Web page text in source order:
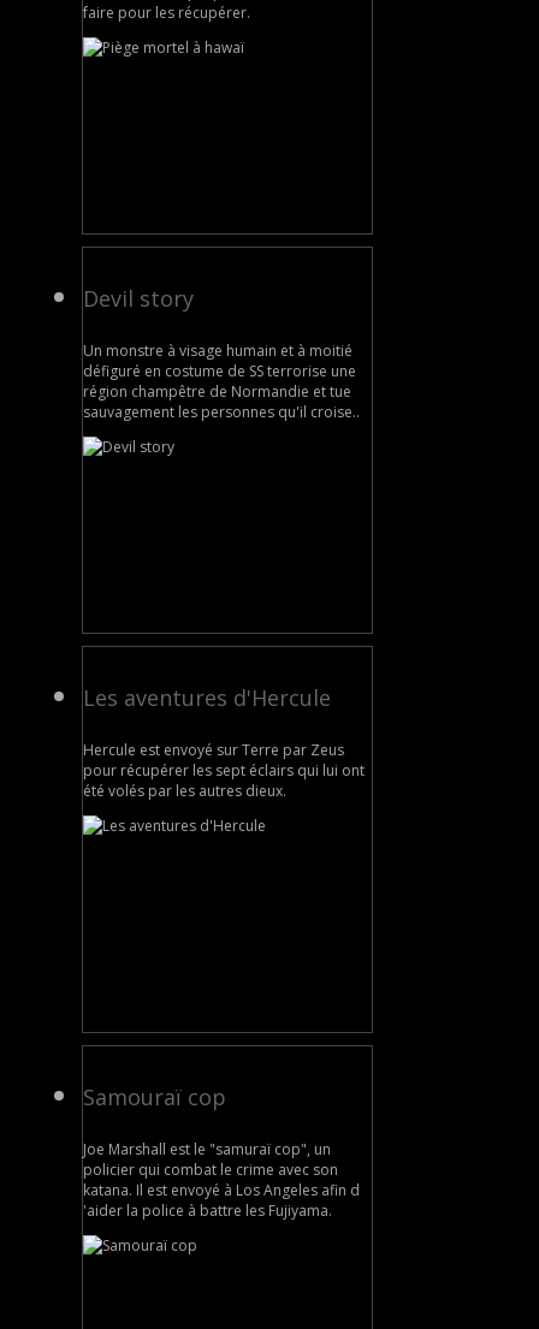
faire pour les récupérer.
Devil story
Un monstre à visage humain et à moitié
défiguré en costume de SS terrorise une
région champêtre de Normandie et tue
sauvagement les personnes qu'il croise..
Les aventures d'Hercule
Hercule est envoyé sur Terre par Zeus
pour récupérer les sept éclairs qui lui ont
été volés par les autres dieux.
Samouraï cop
Joe Marshall est le "samuraï cop", un
policier qui combat le crime avec son
katana. Il est envoyé à Los Angeles afin d
'aider la police à battre les Fujiyama.